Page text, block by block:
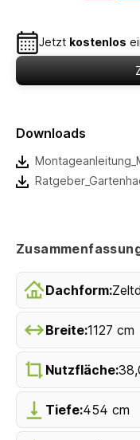
Jetzt kostenlos
Downloads
Dachform:
Breite:1127 cm
Nutzfläche:
Tiefe:454 cm